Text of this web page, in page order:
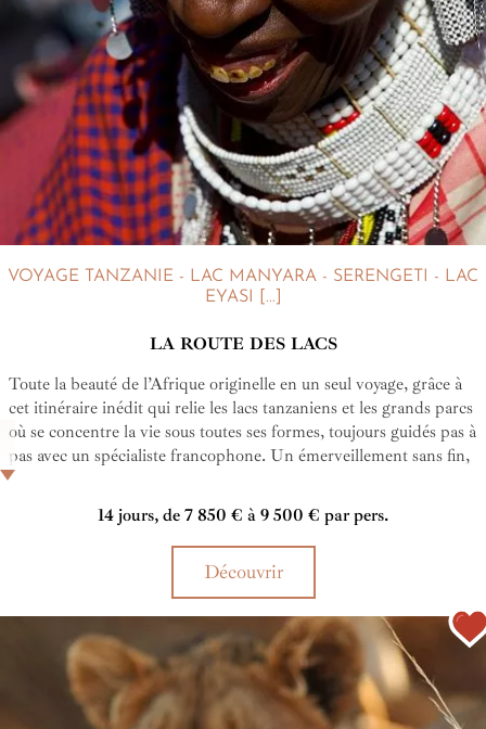
VOYAGE TANZANIE - LAC MANYARA - SERENGETI - LAC
EYASI [...]
LA ROUTE DES LACS
Toute la beauté de l’Afrique originelle en un seul voyage, grâce à
cet itinéraire inédit qui relie les lacs tanzaniens et les grands parcs
où se concentre la vie sous toutes ses formes, toujours guidés pas à
pas avec un spécialiste francophone. Un émerveillement sans fin,
au gré de paysages atypiques et des animaux sauvages…
14 jours, de 7 850 € à 9 500 € par pers.
Découvrir